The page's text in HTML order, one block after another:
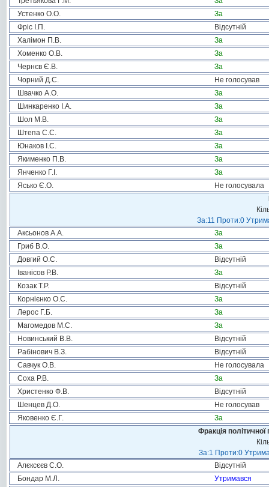
Устенко О.О.
За
Фріс І.П.
Відсутній
Халімон П.В.
За
Хоменко О.В.
За
Чернєв Є.В.
За
Чорний Д.С.
Не голосував
Швачко А.О.
За
Шинкаренко І.А.
За
Шол М.В.
За
Штепа С.С.
За
Юнаков І.С.
За
Якименко П.В.
За
Янченко Г.І.
За
Ясько Є.О.
Не голосувала
За:11 Проти:0
Аксьонов А.А.
За
Гриб В.О.
За
Довгий О.С.
Відсутній
Іванісов Р.В.
За
Козак Т.Р.
Відсутній
Корнієнко О.С.
За
Лерос Г.Б.
За
Магомедов М.С.
За
Новинський В.В.
Відсутній
Рабінович В.З.
Відсутній
Савчук О.В.
Не голосувала
Соха Р.В.
За
Христенко Ф.В.
Відсутній
Шенцев Д.О.
Не голосував
Яковенко Є.Г.
За
Фракція
За:1 Проти:0
Алєксєєв С.О.
Відсутній
Бондар М.Л.
Утримався